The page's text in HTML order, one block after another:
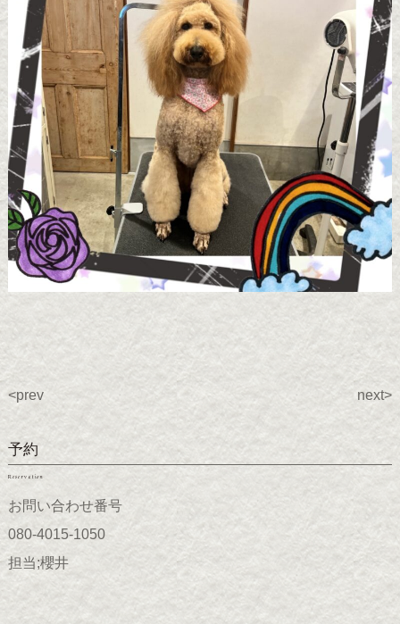
<prev next>
予約
Reservation
お問い合わせ番号
080-4015-1050
担当;櫻井